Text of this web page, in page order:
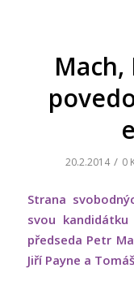
Mach,
20.2.2014 / 0
Strana
svou
předseda Petr
Jiří Payne a